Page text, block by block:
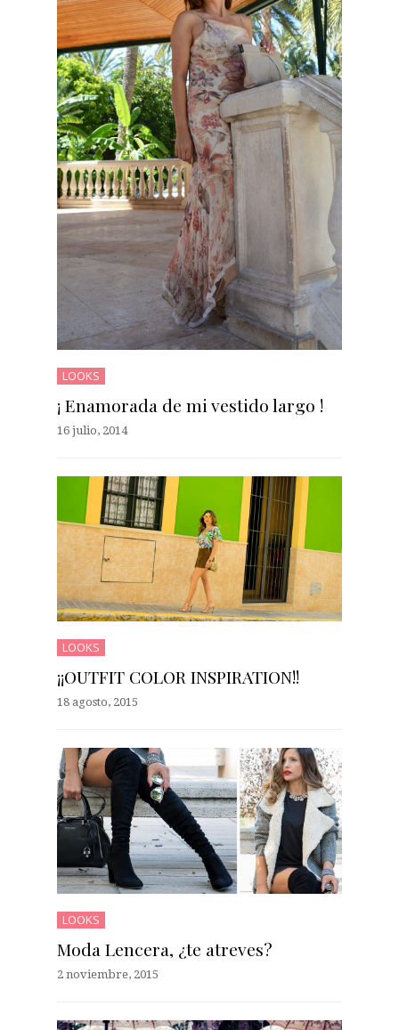
LOOKS
¡ Enamorada de mi vestido largo !
16 julio, 2014
LOOKS
¡¡OUTFIT COLOR INSPIRATION!!
18 agosto, 2015
LOOKS
Moda Lencera, ¿te atreves?
2 noviembre, 2015